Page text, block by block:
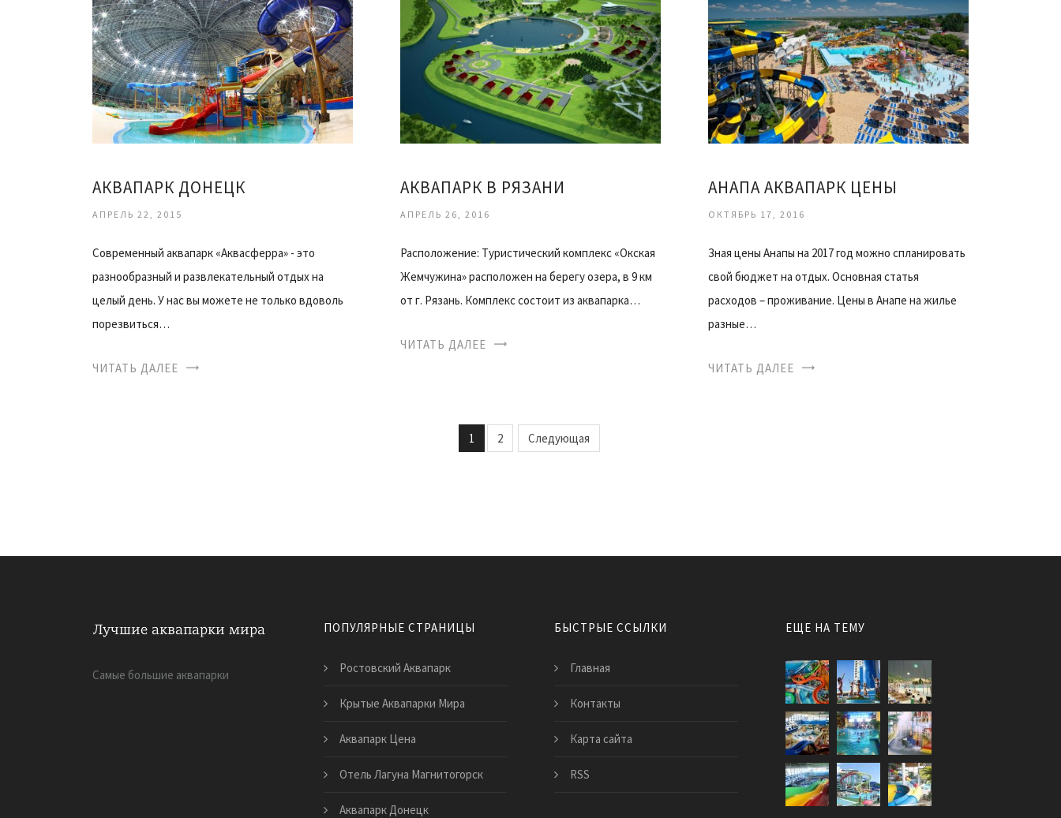
АКВАПАРК ДОНЕЦК
АПРЕЛЬ 22, 2015
Современный аквапарк «Аквасферра» - это
разнообразный и развлекательный отдых на
целый день. У нас вы можете не только вдоволь
порезвиться…
ЧИТАТЬ ДАЛЕЕ
АКВАПАРК В РЯЗАНИ
АПРЕЛЬ 26, 2016
Расположение: Туристический комплекс «Окская
Жемчужина» расположен на берегу озера, в 9 км
от г. Рязань. Комплекс состоит из аквапарка…
ЧИТАТЬ ДАЛЕЕ
АНАПА АКВАПАРК ЦЕНЫ
ОКТЯБРЬ 17, 2016
Зная цены Анапы на 2017 год можно спланировать
свой бюджет на отдых. Основная статья
расходов – проживание. Цены в Анапе на жилье
разные…
ЧИТАТЬ ДАЛЕЕ
1 2 Следующая
Самые большие аквапарки
ПОПУЛЯРНЫЕ СТРАНИЦЫ
Ростовский Аквапарк
Крытые Аквапарки Мира
Аквапарк Цена
Отель Лагуна Магнитогорск
Аквапарк Донецк
БЫСТРЫЕ ССЫЛКИ
Главная
Контакты
Карта сайта
RSS
ЕЩЕ НА ТЕМУ